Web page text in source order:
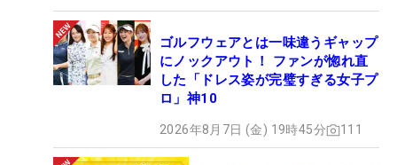
ゴルフウェアとは一味違うギャップ
にノックアウト！ ファンが惚れ直
した「ドレス姿が完璧すぎる女子プ
ロ」神10
2026年8月7日 (金) 19時45分 111